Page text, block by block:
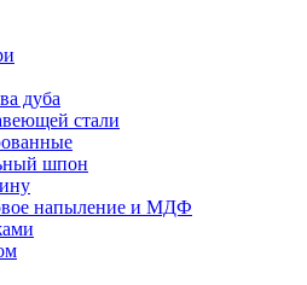
дуба
стали
шпон
напыление и МДФ